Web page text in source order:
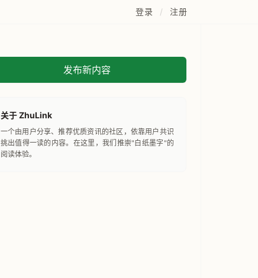
登录 / 注册
发布新内容
关于 ZhuLink
一个由用户分享、推荐优质资讯的社区，依靠用户共识
挑出值得一读的内容。在这里，我们推崇"白纸墨字"的
阅读体验。